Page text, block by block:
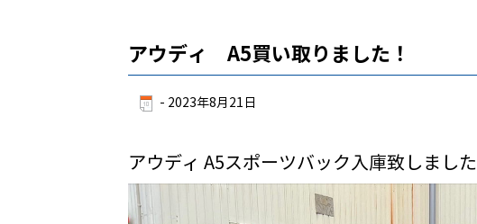
アウディ A5買い取りました！
- 2023年8月21日
アウディ A5スポーツバック入庫致しました